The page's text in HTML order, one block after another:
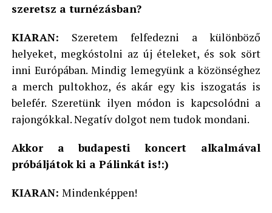
szeretsz a turnézásban?
KIARAN: Szeretem felfedezni a különböző
helyeket, megkóstolni az új ételeket, és sok sört
inni Európában. Mindig lemegyünk a közönséghez
a merch pultokhoz, és akár egy kis iszogatás is
belefér. Szeretünk ilyen módon is kapcsolódni a
rajongókkal. Negatív dolgot nem tudok mondani.
Akkor a budapesti koncert alkalmával
próbáljátok ki a Pálinkát is!:)
KIARAN: Mindenképpen!